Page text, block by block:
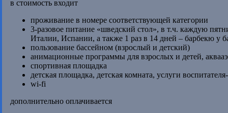
в стоимость входит
проживание в номере соответствующей категории
3-разовое питание «шведский стол», в т.ч. каждую
Италии, Испании, а также 1 раз в 14 дней – барбекю у
пользование бассейном (взрослый и детский)
анимационные программы для взрослых и детей,
спортивная площадка
детская площадка, детская комната, услуги
wi-fi
дополнительно оплачивается